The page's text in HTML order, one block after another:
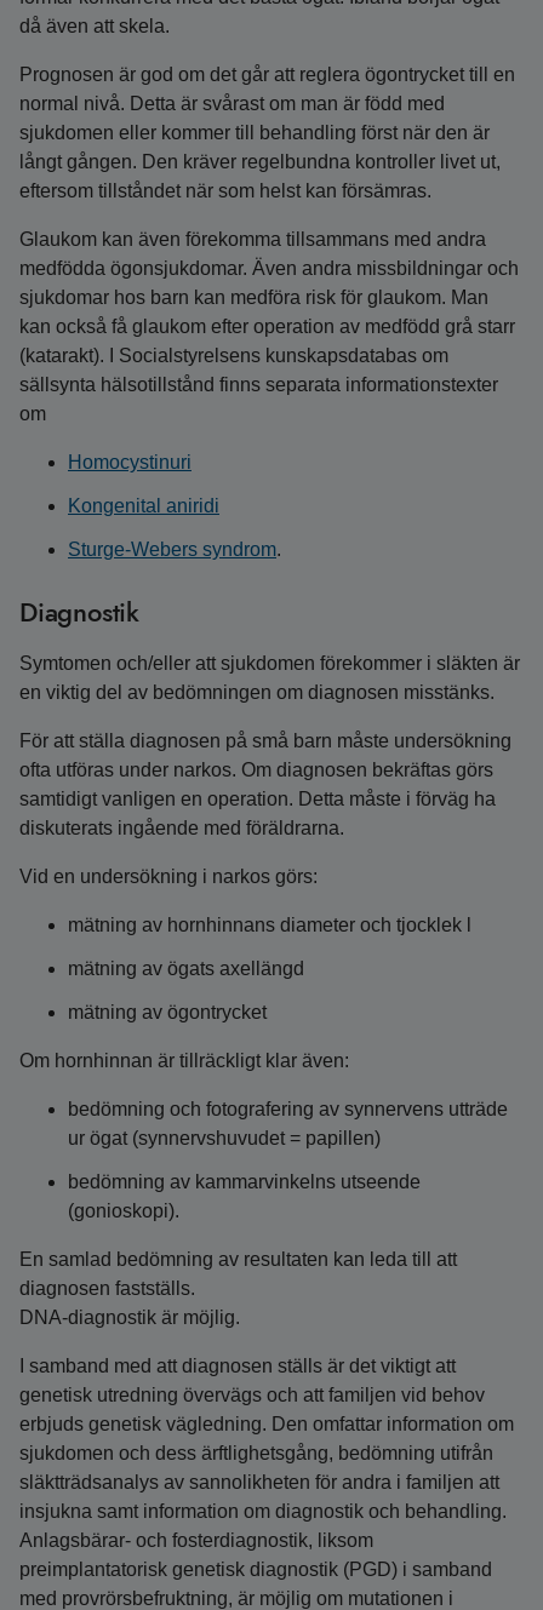
då även att skela.
Prognosen är god om det går att reglera ögontrycket till en
normal nivå. Detta är svårast om man är född med
sjukdomen eller kommer till behandling först när den är
långt gången. Den kräver regelbundna kontroller livet ut,
eftersom tillståndet när som helst kan försämras.
Glaukom kan även förekomma tillsammans med andra
medfödda ögonsjukdomar. Även andra missbildningar och
sjukdomar hos barn kan medföra risk för glaukom. Man
kan också få glaukom efter operation av medfödd grå starr
(katarakt). I Socialstyrelsens kunskapsdatabas om
sällsynta hälsotillstånd finns separata informationstexter
om
Homocystinuri
Kongenital aniridi
Sturge-Webers syndrom.
Diagnostik
Symtomen och/eller att sjukdomen förekommer i släkten är
en viktig del av bedömningen om diagnosen misstänks.
För att ställa diagnosen på små barn måste undersökning
ofta utföras under narkos. Om diagnosen bekräftas görs
samtidigt vanligen en operation. Detta måste i förväg ha
diskuterats ingående med föräldrarna.
Vid en undersökning i narkos görs:
mätning av hornhinnans diameter och tjocklek l
mätning av ögats axellängd
mätning av ögontrycket
Om hornhinnan är tillräckligt klar även:
bedömning och fotografering av synnervens utträde
ur ögat (synnervshuvudet = papillen)
bedömning av kammarvinkelns utseende
(gonioskopi).
En samlad bedömning av resultaten kan leda till att
diagnosen fastställs.
DNA-diagnostik är möjlig.
I samband med att diagnosen ställs är det viktigt att
genetisk utredning övervägs och att familjen vid behov
erbjuds genetisk vägledning. Den omfattar information om
sjukdomen och dess ärftlighetsgång, bedömning utifrån
släktträdsanalys av sannolikheten för andra i familjen att
insjukna samt information om diagnostik och behandling.
Anlagsbärar- och fosterdiagnostik, liksom
preimplantatorisk genetisk diagnostik (PGD) i samband
med provrörsbefruktning, är möjlig om mutationen i